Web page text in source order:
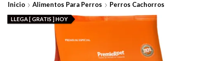
Inicio Alimentos Para Perros Perros Cachorros
LLEGA [ GRATIS ] HOY